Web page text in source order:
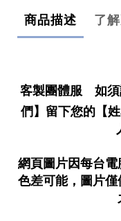
商品描述 了
客製團體服 如須
們】留下您的【
網頁圖片因每台
色差可能，圖片